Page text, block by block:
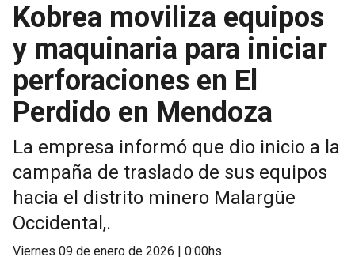
Kobrea moviliza equipos
y maquinaria para iniciar
perforaciones en El
Perdido en Mendoza
La empresa informó que dio inicio a la
campaña de traslado de sus equipos
hacia el distrito minero Malargüe
Occidental,.
viernes 09 de enero de 2026 | 0:00hs.